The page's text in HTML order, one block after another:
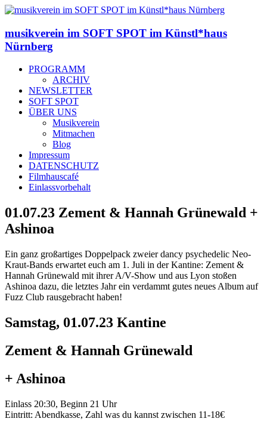
musikverein im SOFT SPOT im Künstl*haus
Nürnberg
PROGRAMM
ARCHIV
NEWSLETTER
SOFT SPOT
ÜBER UNS
Musikverein
Mitmachen
Blog
Impressum
DATENSCHUTZ
Filmhauscafé
Einlassvorbehalt
01.07.23 Zement & Hannah Grünewald +
Ashinoa
Ein ganz großartiges Doppelpack zweier dancy psychedelic Neo-
Kraut-Bands erwartet euch am 1. Juli in der Kantine: Zement &
Hannah Grünewald mit ihrer A/V-Show und aus Lyon stoßen
Ashinoa dazu, die letztes Jahr ein verdammt gutes neues Album auf
Fuzz Club rausgebracht haben!
Samstag, 01.07.23 Kantine
Zement & Hannah Grünewald
+ Ashinoa
Einlass 20:30, Beginn 21 Uhr
Eintritt: Abendkasse, Zahl was du kannst zwischen 11-18€